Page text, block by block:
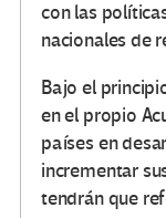
con las
nacionales de
Bajo el
en el propio
países en
incrementar
tendrán que